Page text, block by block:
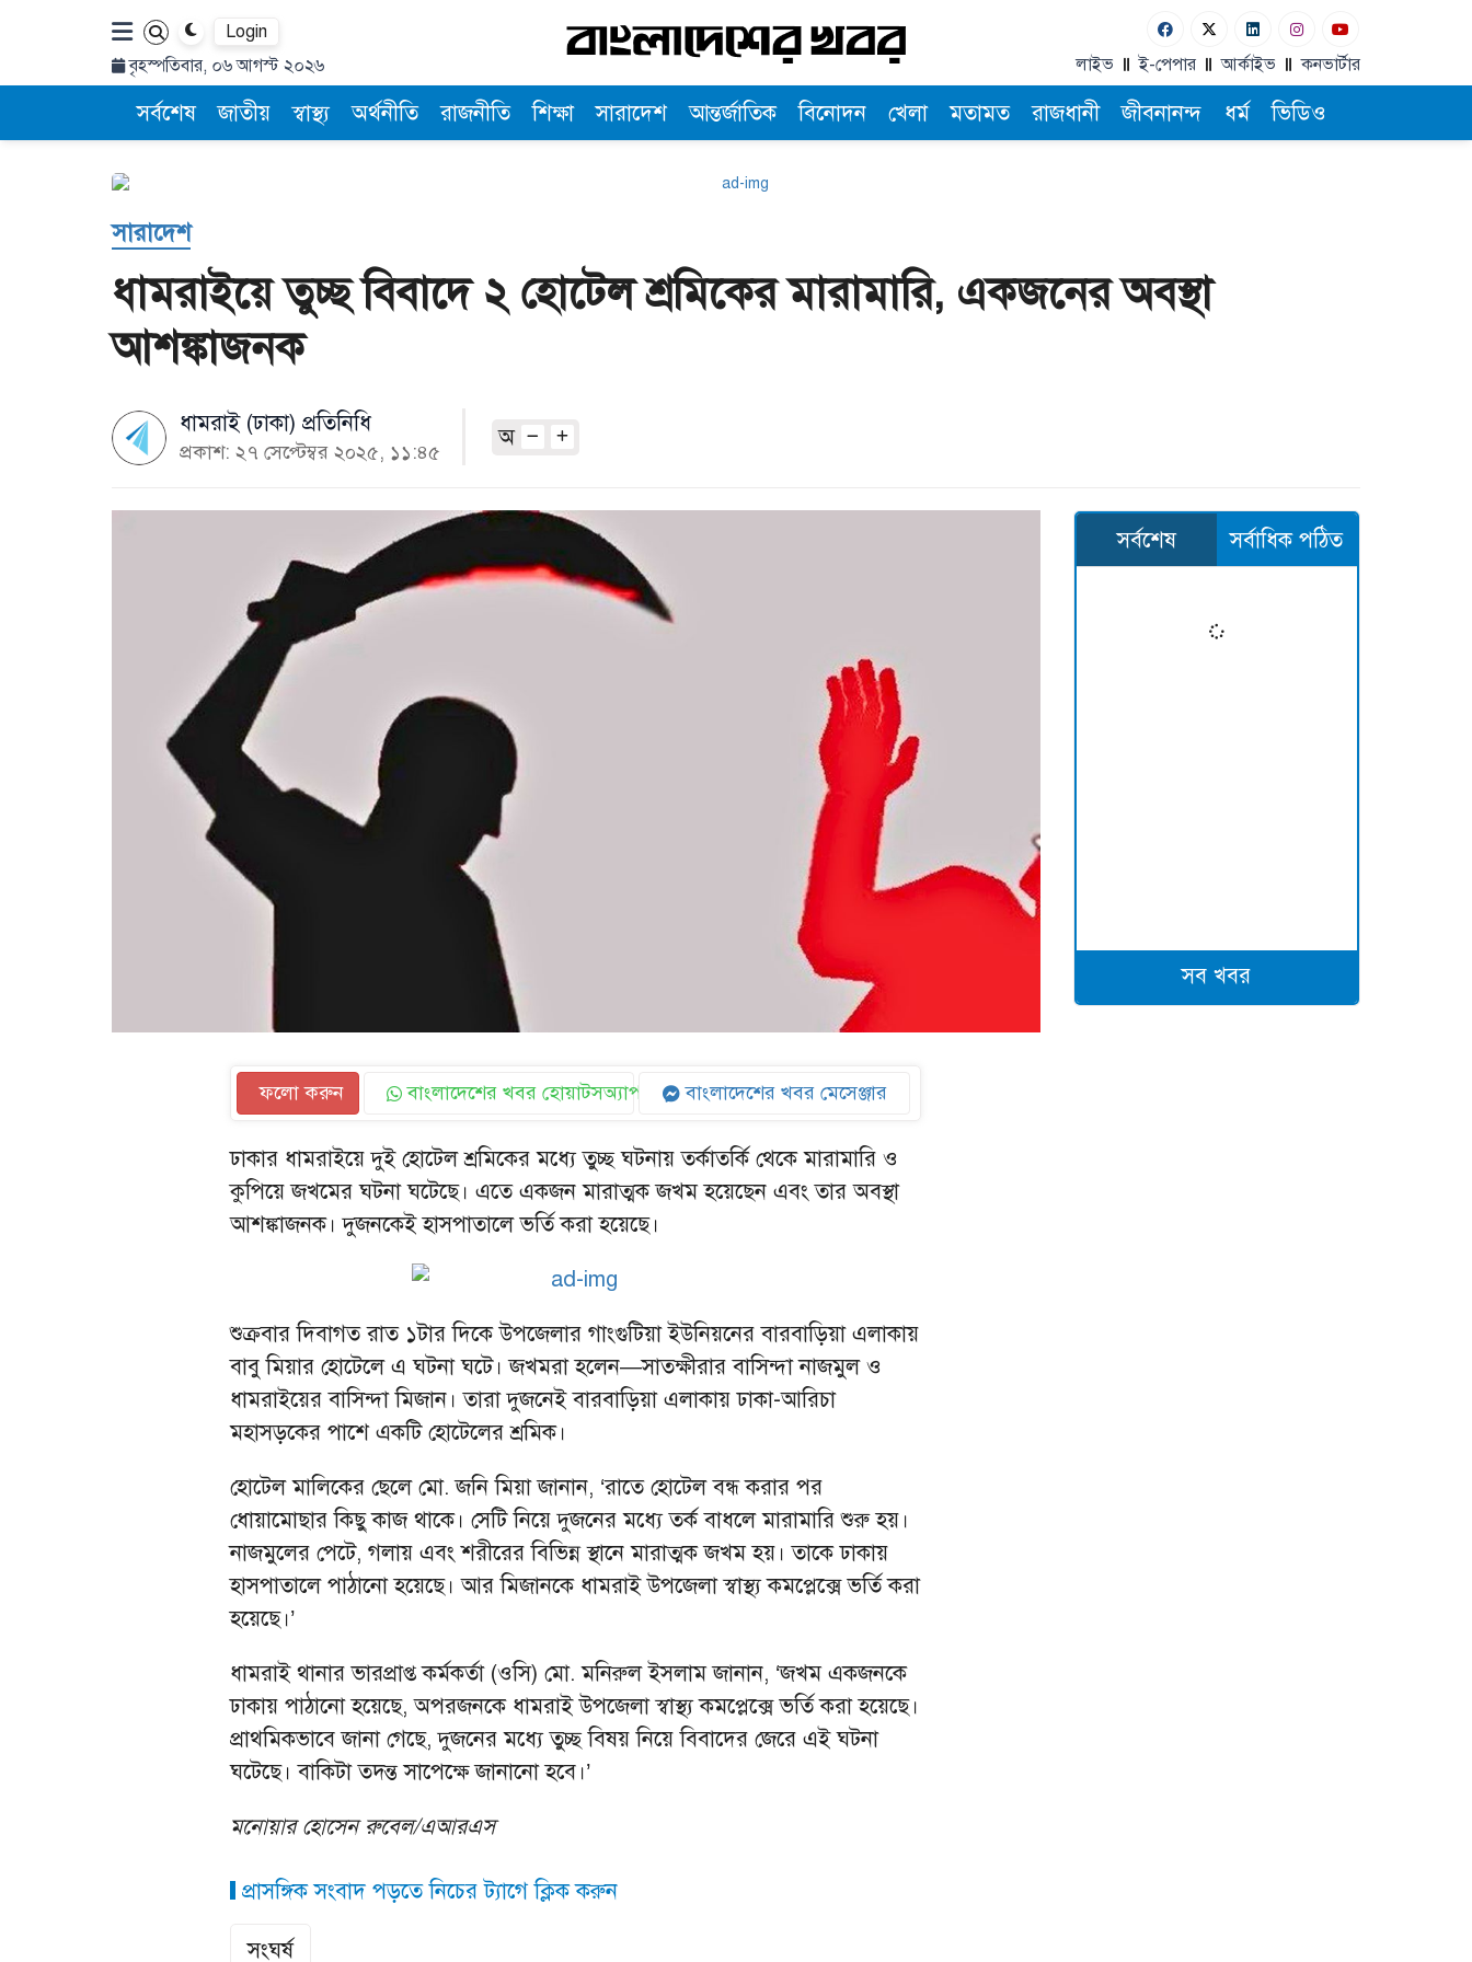
Login
বৃহস্পতিবার, ০৬ আগস্ট ২০২৬
লাইভ ই-পেপার আর্কাইভ কনভার্টার
সর্বশেষ জাতীয় স্বাস্থ্য অর্থনীতি রাজনীতি শিক্ষা সারাদেশ আন্তর্জাতিক বিনোদন খেলা মতামত রাজধানী জীবনানন্দ ধর্ম ভিডিও
সারাদেশ
ধামরাইয়ে তুচ্ছ বিবাদে ২ হোটেল শ্রমিকের মারামারি, একজনের অবস্থা
আশঙ্কাজনক
ধামরাই (ঢাকা) প্রতিনিধি
প্রকাশ: ২৭ সেপ্টেম্বর ২০২৫, ১১:৪৫
অ
ফলো করুন বাংলাদেশের খবর হোয়াটসঅ্যাপ বাংলাদেশের খবর মেসেঞ্জার
ঢাকার ধামরাইয়ে দুই হোটেল শ্রমিকের মধ্যে তুচ্ছ ঘটনায় তর্কাতর্কি থেকে মারামারি ও
কুপিয়ে জখমের ঘটনা ঘটেছে। এতে একজন মারাত্মক জখম হয়েছেন এবং তার অবস্থা
আশঙ্কাজনক। দুজনকেই হাসপাতালে ভর্তি করা হয়েছে।
শুক্রবার দিবাগত রাত ১টার দিকে উপজেলার গাংগুটিয়া ইউনিয়নের বারবাড়িয়া এলাকায়
বাবু মিয়ার হোটেলে এ ঘটনা ঘটে। জখমরা হলেন—সাতক্ষীরার বাসিন্দা নাজমুল ও
ধামরাইয়ের বাসিন্দা মিজান। তারা দুজনেই বারবাড়িয়া এলাকায় ঢাকা-আরিচা
মহাসড়কের পাশে একটি হোটেলের শ্রমিক।
হোটেল মালিকের ছেলে মো. জনি মিয়া জানান, ‘রাতে হোটেল বন্ধ করার পর
ধোয়ামোছার কিছু কাজ থাকে। সেটি নিয়ে দুজনের মধ্যে তর্ক বাধলে মারামারি শুরু হয়।
নাজমুলের পেটে, গলায় এবং শরীরের বিভিন্ন স্থানে মারাত্মক জখম হয়। তাকে ঢাকায়
হাসপাতালে পাঠানো হয়েছে। আর মিজানকে ধামরাই উপজেলা স্বাস্থ্য কমপ্লেক্সে ভর্তি করা
হয়েছে।’
ধামরাই থানার ভারপ্রাপ্ত কর্মকর্তা (ওসি) মো. মনিরুল ইসলাম জানান, ‘জখম একজনকে
ঢাকায় পাঠানো হয়েছে, অপরজনকে ধামরাই উপজেলা স্বাস্থ্য কমপ্লেক্সে ভর্তি করা হয়েছে।
প্রাথমিকভাবে জানা গেছে, দুজনের মধ্যে তুচ্ছ বিষয় নিয়ে বিবাদের জেরে এই ঘটনা
ঘটেছে। বাকিটা তদন্ত সাপেক্ষে জানানো হবে।’
মনোয়ার হোসেন রুবেল/এআরএস
প্রাসঙ্গিক সংবাদ পড়তে নিচের ট্যাগে ক্লিক করুন
সংঘর্ষ
সর্বশেষ সর্বাধিক পঠিত
সব খবর